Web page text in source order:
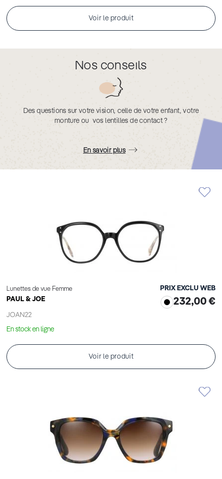
Voir le produit
Nos conseils
Des questions sur votre vision, celle de votre enfant, votre
monture ou vos lentilles de contact ?
En savoir plus
Lunettes de vue Femme
PAUL & JOE
JOAN22
PRIX EXCLU WEB
232,00 €
En stock en ligne
Voir le produit